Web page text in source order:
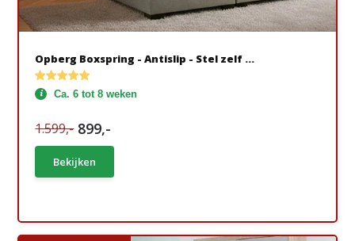
Opberg Boxspring - Antislip - Stel zelf ...
Ca. 6 tot 8 weken
1.599,- 899,-
Bekijken